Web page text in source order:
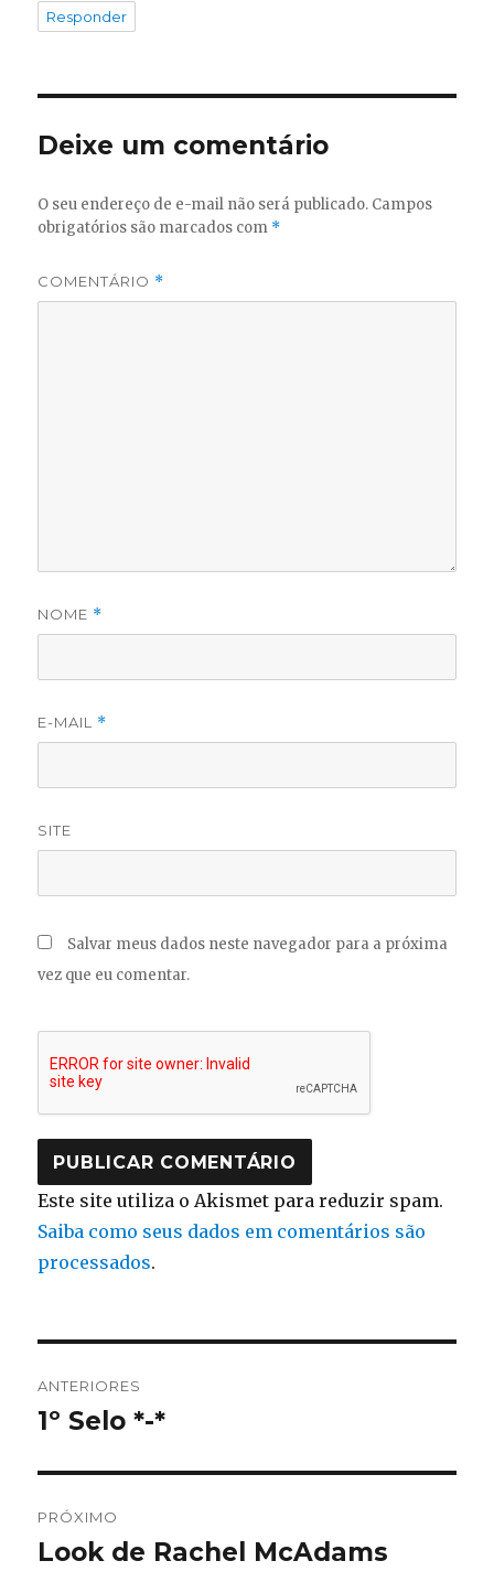
Responder
Deixe um comentário
O seu endereço de e-mail não será publicado. Campos
obrigatórios são marcados com *
COMENTÁRIO *
NOME *
E-MAIL *
SITE
Salvar meus dados neste navegador para a próxima
vez que eu comentar.
Este site utiliza o Akismet para reduzir spam.
Saiba como seus dados em comentários são
processados.
de
ANTERIORES
Post
1º Selo *-*
PRÓXIMO
Próximo
Look de Rachel McAdams